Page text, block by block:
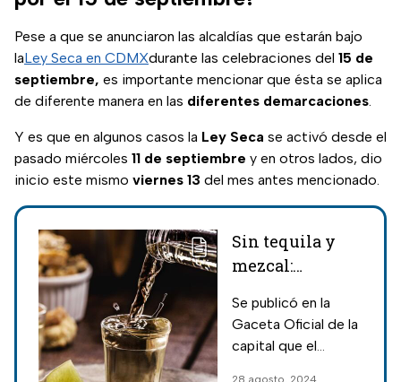
Pese a que se anunciaron las alcaldías que estarán bajo
laLey Seca en CDMXdurante las celebraciones del 15 de
septiembre, es importante mencionar que ésta se aplica
de diferente manera en las diferentes demarcaciones.
Y es que en algunos casos la Ley Seca se activó desde el
pasado miércoles 11 de septiembre y en otros lados, dio
inicio este mismo viernes 13 del mes antes mencionado.
Sin tequila y
mezcal:
Seca en CDMX
durante el 15 de
Se publicó en la
Gaceta Oficial de la
capital que el
28 agosto, 2024